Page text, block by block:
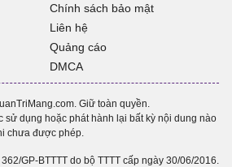
Chính sách bảo mật
Liên hệ
Quảng cáo
DMCA
Giữ toàn quyền.
sử dụng hoặc phát hành lại bất kỳ nội dung nào
chưa được phép.
GP-BTTTT do bộ TTTT cấp ngày 30/06/2016.